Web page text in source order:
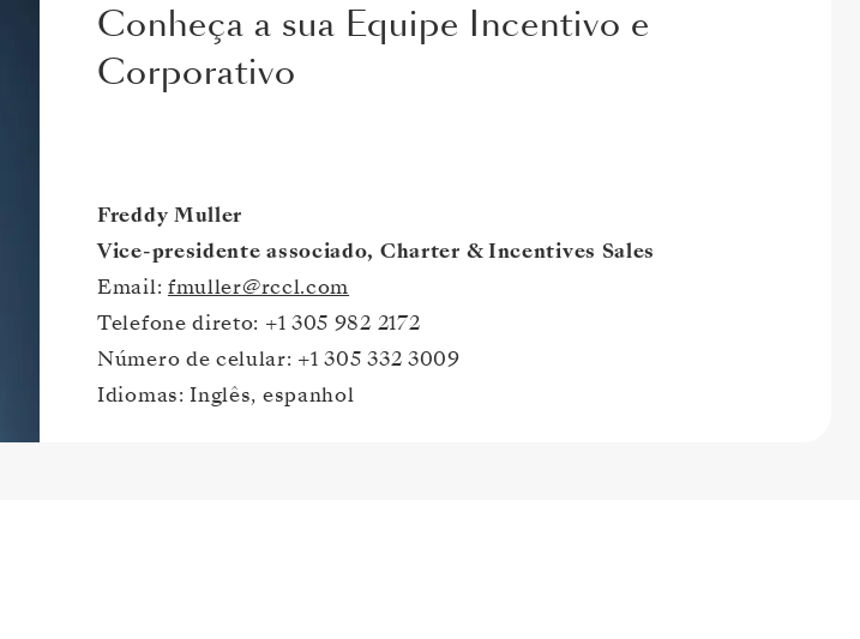
Conheça a sua Equipe Incentivo e
Corporativo
Freddy Muller
Vice-presidente associado, Charter & Incentives Sales
Email: fmuller@rccl.com
Telefone direto: +1 305 982 2172
Número de celular: +1 305 332 3009
Idiomas: Inglês, espanhol